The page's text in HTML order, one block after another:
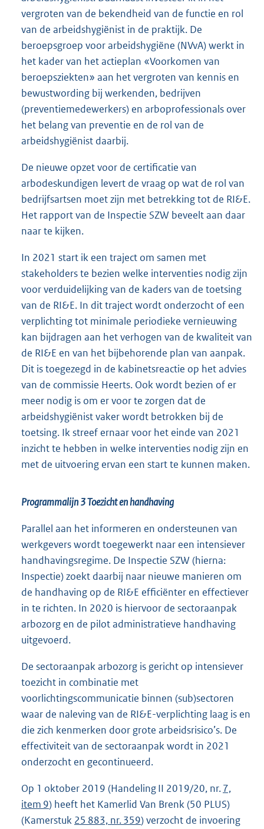
vergroten van de bekendheid van de functie en rol
van de arbeidshygiënist in de praktijk. De
beroepsgroep voor arbeidshygiëne (NVvA) werkt in
het kader van het actieplan «Voorkomen van
beroepsziekten» aan het vergroten van kennis en
bewustwording bij werkenden, bedrijven
(preventiemedewerkers) en arboprofessionals over
het belang van preventie en de rol van de
arbeidshygiënist daarbij.
De nieuwe opzet voor de certificatie van
arbodeskundigen levert de vraag op wat de rol van
bedrijfsartsen moet zijn met betrekking tot de RI&E.
Het rapport van de Inspectie SZW beveelt aan daar
naar te kijken.
In 2021 start ik een traject om samen met
stakeholders te bezien welke interventies nodig zijn
voor verduidelijking van de kaders van de toetsing
van de RI&E. In dit traject wordt onderzocht of een
verplichting tot minimale periodieke vernieuwing
kan bijdragen aan het verhogen van de kwaliteit van
de RI&E en van het bijbehorende plan van aanpak.
Dit is toegezegd in de kabinetsreactie op het advies
van de commissie Heerts. Ook wordt bezien of er
meer nodig is om er voor te zorgen dat de
arbeidshygiënist vaker wordt betrokken bij de
toetsing. Ik streef ernaar voor het einde van 2021
inzicht te hebben in welke interventies nodig zijn en
met de uitvoering ervan een start te kunnen maken.
Programmalijn 3 Toezicht en handhaving
Parallel aan het informeren en ondersteunen van
werkgevers wordt toegewerkt naar een intensiever
handhavingsregime. De Inspectie SZW (hierna:
Inspectie) zoekt daarbij naar nieuwe manieren om
de handhaving op de RI&E efficiënter en effectiever
in te richten. In 2020 is hiervoor de sectoraanpak
arbozorg en de pilot administratieve handhaving
uitgevoerd.
De sectoraanpak arbozorg is gericht op intensiever
toezicht in combinatie met
voorlichtingscommunicatie binnen (sub)sectoren
waar de naleving van de RI&E-verplichting laag is en
die zich kenmerken door grote arbeidsrisico’s. De
effectiviteit van de sectoraanpak wordt in 2021
onderzocht en gecontinueerd.
Op 1 oktober 2019 (Handeling II 2019/20, nr.7,
item 9) heeft het Kamerlid Van Brenk (50 PLUS)
(Kamerstuk 25 883, nr. 359) verzocht de invoering